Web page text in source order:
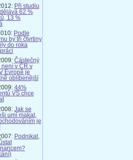
Při studiu
62 %
13 %
Podle
by tři čtvrtiny
do roka
Částečný
není v ČR v
Evropě je
oblíbenější
44%
VŠ chce
Jak se
umí makat,
je
Podnikat,